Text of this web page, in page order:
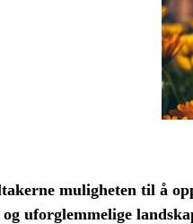
muligheten til å
uforglemmelige